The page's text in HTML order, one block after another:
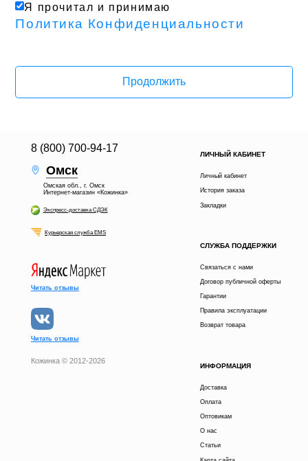
Я прочитал и принимаю
Политика Конфиденциальности
Продолжить
8 (800) 700-94-17
Омск
Омская обл., г. Омск
Интернет-магазин «Кожинка»
Экспресс-доставка СДЭК
Курьерская служба EMS
ЛИЧНЫЙ КАБИНЕТ
Личный кабинет
История заказа
Закладки
СЛУЖБА ПОДДЕРЖКИ
Связаться с нами
Договор публичной оферты
Гарантии
Правила эксплуатации
Возврат товара
ИНФОРМАЦИЯ
Доставка
Оплата
Оптовикам
О нас
Статьи
Читать отзывы
Читать отзывы
Кожинка © 2012-2026